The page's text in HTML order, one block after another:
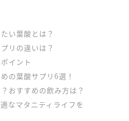
い葉酸とは？
リの違いは？
イント
の葉酸サプリ6選！
おすすめの飲み方は？
なマタニティライフを